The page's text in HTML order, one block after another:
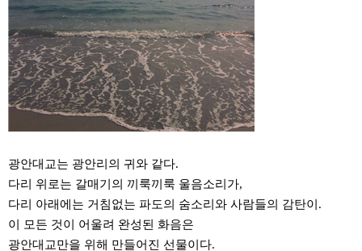
광안대교는 광안리의 귀와 같다.
다리 위로는 갈매기의 끼룩끼룩 울음소리가,
다리 아래에는 거침없는 파도의 숨소리와 사람들의 감탄이.
이 모든 것이 어울려 완성된 화음은
광안대교만을 위해 만들어진 선물이다.